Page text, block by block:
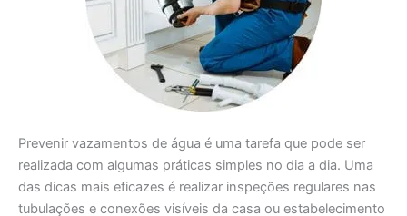
Prevenir vazamentos de água é uma tarefa que pode ser
realizada com algumas práticas simples no dia a dia. Uma
das dicas mais eficazes é realizar inspeções regulares nas
tubulações e conexões visíveis da casa ou estabelecimento